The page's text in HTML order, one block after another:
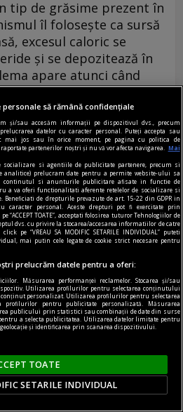
tip de grăsime prezent în
îl folosește ca sursă
excesul caloric se
și se depozitează în
apare atunci când
în mod constant.
evitarea deciziilor
pentru distracție
ce contează mai mult în
digital făcut posibil de
de cazinou
personale să rămână confidențiale
și/sau accesăm informații pe dispozitivul dvs., precum
datelor cu caracter personal. Puteți accepta sau
mai jos sau în orice moment, pe pagina cu politica de
partenerilor noștri și nu vă vor afecta navigarea.
Mai
si agentiile de publicitate partenere, precum si
prelucram date pentru a permite website-ului sa
continutul si anunturile publicitare afisate in functie de
a va oferi functionalitati aferente retelelor de socializare si
de drepturile prevazute de art. 15-22 din GDPR in
caracter personal. Aceste drepturi pot fi exercitate prin
pe “ACCEPT TOATE”, acceptati folosirea tuturor Tehnologiilor de
dvs. cu privire la stocarea/accesarea informatiilor de catre
pe “VREAU SA MODIFIC SETARILE INDIVIDUAL” puteti
mai putin cele legate de cookie strict necesare pentru
prelucrăm datele pentru a oferi:
Măsurarea performanței reclamelor. Stocarea și/sau
Utilizarea profilurilor pentru selectarea conținutului
personalizat. Utilizarea profilurilor pentru selectarea
profilurilor pentru publicitate personalizată. Măsurarea
publicului prin statistici sau combinații de date din surse
a selecta publicitatea. Utilizarea datelor limitate pentru
și identificarea prin scanarea dispozitivului.
TOATE
SETARILE INDIVIDUAL